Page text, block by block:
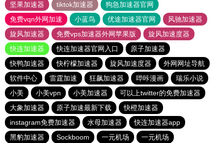
坚果加速器
tiktok加速器
狗急加速器官网
免费vqn外网加速
小蓝鸟 优途加速器官网
风驰加速器
旋风加速器
免费vps加速器外网苹果版
旋风加速度器
快连加速器
快连加速器官网入口
原子加速器
快鸭加速器
快柠檬加速器 旋风加速度器
外网网址导航
软件中心
雷霆加速 狂飙加速器 哔咔漫画
瑞乐小说
小美
小美vpn 小美加速器
可以上twitter的免费加速器
大象加速器
原子加速最新下载
快橙加速器
instagram免费加速器
水母加速器
快连加速器app
黑豹加速器
Sockboom 一元机场 一元机场